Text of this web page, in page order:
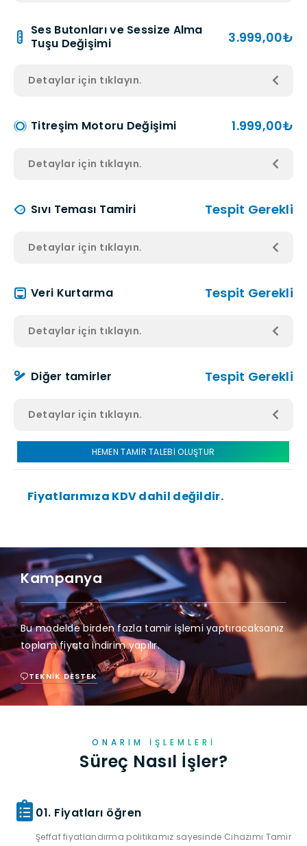
Ses Butonları ve Sessize Alma
Tuşu Değişimi
3.999,00₺
Detaylar için tıklayın.
Titreşim Motoru Değişimi 1.999,00₺
Detaylar için tıklayın.
Sıvı Teması Tamiri Tespit Gerekli
Detaylar için tıklayın.
Veri Kurtarma Tespit Gerekli
Detaylar için tıklayın.
Diğer tamirler Tespit Gerekli
Detaylar için tıklayın.
HEMEN TAMİR TALEBİ OLUŞTUR
Fiyatlarımıza KDV dahil değildir.
Kampanya
Bu modelde birden fazla tamir işlemi yaptıracaksanız
toplam fiyata indirim yapılır.
TEKNIK DESTEK
ONARIM İŞLEMLERI
Süreç Nasıl İşler?
01. Fiyatları öğren
Şeffaf fiyatlandırma politikamız sayesinde Cihazımı Tamir